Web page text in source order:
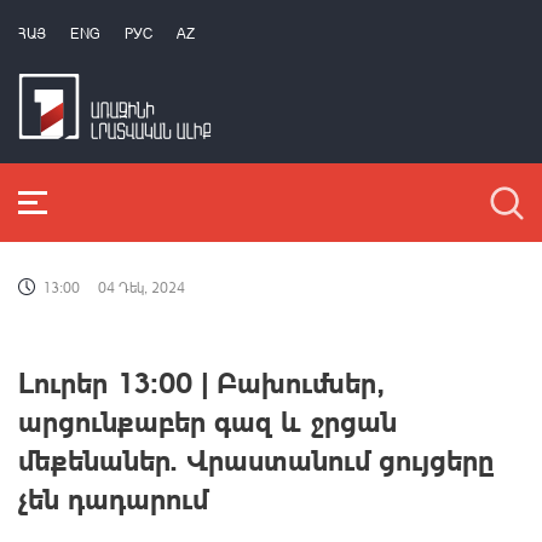
ՀԱՅ ENG РУС AZ
13:00 04 Դեկ, 2024
Լուրեր 13:00 | Բախումներ,
արցունքաբեր գազ և ջրցան
մեքենաներ. Վրաստանում ցույցերը
չեն դադարում